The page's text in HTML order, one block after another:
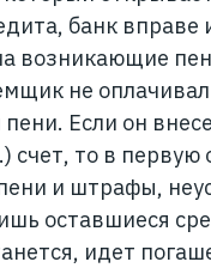
банк вправе
возникающие
не
пени. Если он
счет, то в первую
и штрафы,
оставшиеся
идет